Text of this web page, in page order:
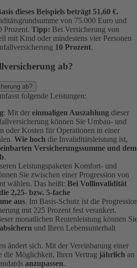
dieses Beispiels beträgt 51,60 €.
von 75.000 Euro und
Prozent. Tipp: Bei Versicherung von
mit Kind oder mindestens vier Personen
10 Prozent.
ab?
ab?
folgende Leistungen:
: Mit der einmaligen Auszahlung dieser
können Sie Umbau- und
oder Kosten für Operationen in einer
Wie hoch die Invaliditätsleistung ist,
Versicherungssumme und dem
.
Leistungspaketen Komfort- und
Sie zwischen einer Progression von
wählen. Das heißt: Bei Vollinvalidität
2,25- bzw. 5-fache
aus. Im Basis-Schutz ist die
mit 225 Prozent fest verankert.
monatlichen Rentenleistung können
und Ihren Lebensunterhalt
ändert sich. Mit der Vereinbarung einer
die Möglichkeit, Ihren Vertrag jährlich an
anzupassen.